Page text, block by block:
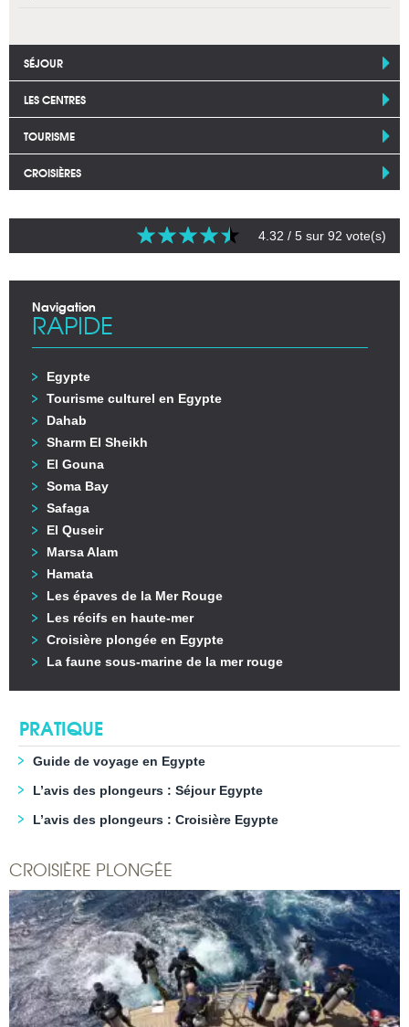
SÉJOUR
LES CENTRES
TOURISME
CROISIÈRES
4.32 / 5 sur 92 vote(s)
Navigation
RAPIDE
Egypte
Tourisme culturel en Egypte
Dahab
Sharm El Sheikh
El Gouna
Soma Bay
Safaga
El Quseir
Marsa Alam
Hamata
Les épaves de la Mer Rouge
Les récifs en haute-mer
Croisière plongée en Egypte
La faune sous-marine de la mer rouge
PRATIQUE
Guide de voyage en Egypte
L’avis des plongeurs : Séjour Egypte
L’avis des plongeurs : Croisière Egypte
CROISIÈRE PLONGÉE